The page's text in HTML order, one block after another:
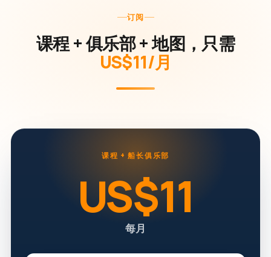
订阅
课程 + 俱乐部 + 地图，只需
US$11/月
课程 + 船长俱乐部
US$11
每月